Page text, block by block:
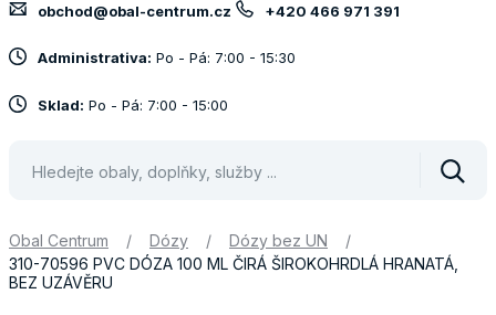
obchod@obal-centrum.cz +420 466 971 391
Administrativa: Po - Pá: 7:00 - 15:30
Sklad: Po - Pá: 7:00 - 15:00
Obal Centrum / Dózy / Dózy bez UN
/
310-70596 PVC DÓZA 100 ML ČIRÁ ŠIROKOHRDLÁ HRANATÁ,
BEZ UZÁVĚRU